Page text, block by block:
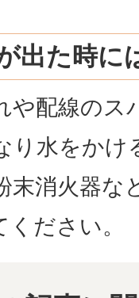
出た時
や配線のス
り水をかけ
末消火器な
ださい。